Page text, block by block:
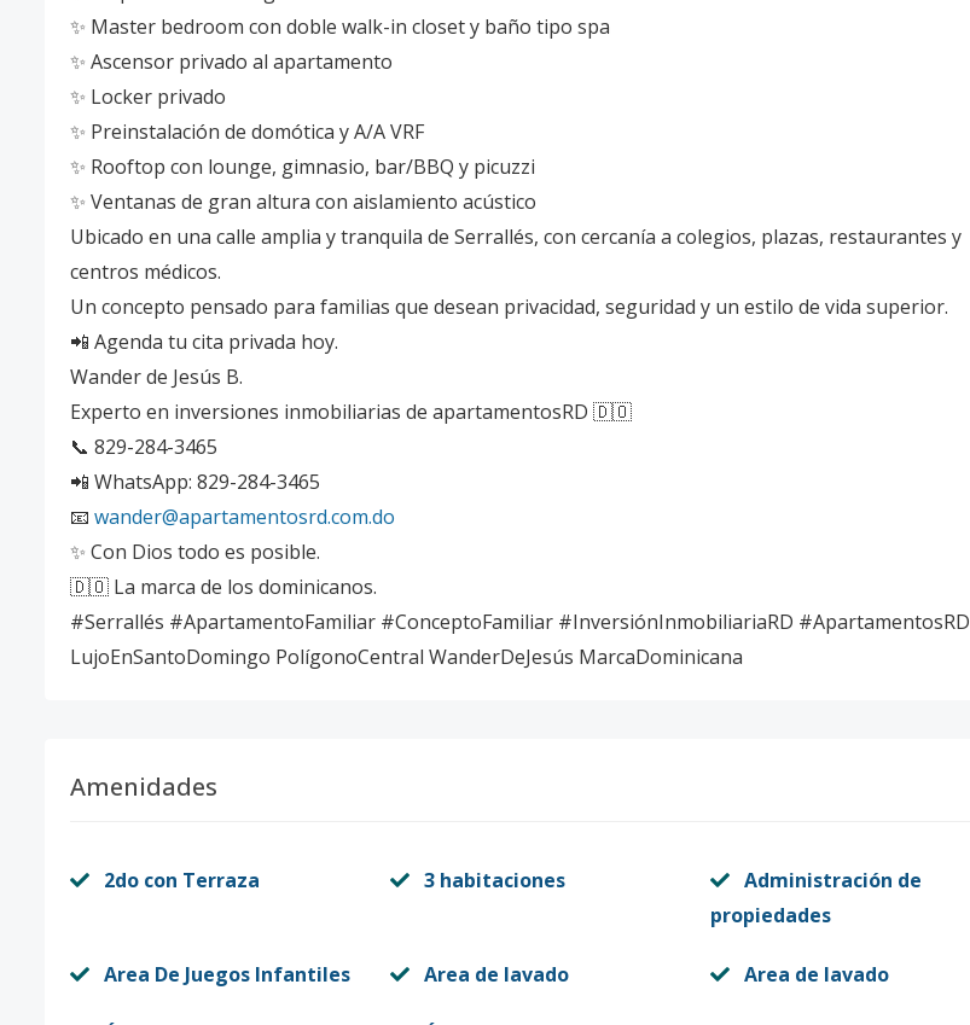
✨ Master bedroom con doble walk-in closet y baño tipo spa
✨ Ascensor privado al apartamento
✨ Locker privado
✨ Preinstalación de domótica y A/A VRF
✨ Rooftop con lounge, gimnasio, bar/BBQ y picuzzi
✨ Ventanas de gran altura con aislamiento acústico
Ubicado en una calle amplia y tranquila de Serrallés, con cercanía a colegios, plazas, restaurantes y
centros médicos.
Un concepto pensado para familias que desean privacidad, seguridad y un estilo de vida superior.
📲 Agenda tu cita privada hoy.
Wander de Jesús B.
Experto en inversiones inmobiliarias de apartamentosRD 🇩🇴
📞 829-284-3465
📲 WhatsApp: 829-284-3465
📧 wander@apartamentosrd.com.do
✨ Con Dios todo es posible.
🇩🇴 La marca de los dominicanos.
#Serrallés #ApartamentoFamiliar #ConceptoFamiliar #InversiónInmobiliariaRD #ApartamentosRD
LujoEnSantoDomingo PolígonoCentral WanderDeJesús MarcaDominicana
Amenidades
2do con Terraza 3 habitaciones
Administración de
propiedades
Area De Juegos Infantiles Area de lavado Area de lavado